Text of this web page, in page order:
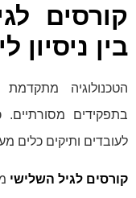
קורסים
בין ניסיון
הטכנולוגיה
בתפקידים
לעובדים ותיקים כלים
קורסים לגיל השלישי